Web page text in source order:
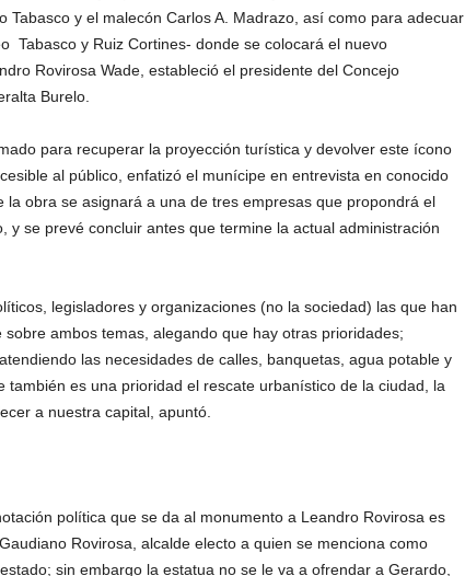
Tabasco y el malecón Carlos A. Madrazo, así como para adecuar
Tabasco y Ruiz Cortines- donde se colocará el nuevo
Rovirosa Wade, estableció el presidente del Concejo
Burelo.
para recuperar la proyección turística y devolver este ícono
al público, enfatizó el munícipe en entrevista en conocido
la obra se asignará a una de tres empresas que propondrá el
y se prevé concluir antes que termine la actual administración
legisladores y organizaciones (no la sociedad) las que han
ambos temas, alegando que hay otras prioridades;
las necesidades de calles, banquetas, agua potable y
también es una prioridad el rescate urbanístico de la ciudad, la
a nuestra capital, apuntó.
política que se da al monumento a Leandro Rovirosa es
Rovirosa, alcalde electo a quien se menciona como
sin embargo la estatua no se le va a ofrendar a Gerardo,